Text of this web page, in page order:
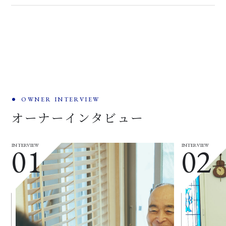
OWNER INTERVIEW
オーナーインタビュー
INTERVIEW
01 INTERVIEW
02